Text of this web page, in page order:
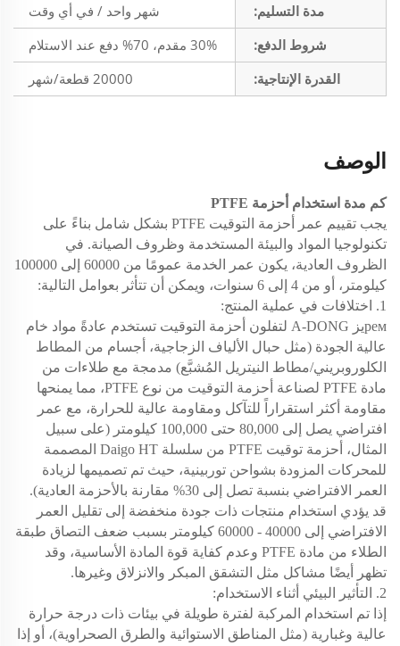
مدة التسليم:
شهر واحد / في أي وقت
شروط الدفع:
30% مقدم، 70% دفع عند الاستلام
القدرة الإنتاجية:
20000 قطعة/شهر
الوصف
كم مدة استخدام أحزمة PTFE
يجب تقييم عمر أحزمة التوقيت PTFE بشكل شامل بناءً على
تكنولوجيا المواد والبيئة المستخدمة وظروف الصيانة. في
الظروف العادية، يكون عمر الخدمة عمومًا من 60000 إلى 100000
كيلومتر، أو من 4 إلى 6 سنوات، ويمكن أن تتأثر بعوامل التالية:
1. اختلافات في عملية المنتج:
ремيز A-DONG لتفلون أحزمة التوقيت
تستخدم عادةً مواد خام
عالية الجودة (مثل حبال الألياف الزجاجية، أجسام من المطاط
الكلوروبريني/مطاط النيتريل المُشبَّع) مدمجة مع طلاءات من
مادة PTFE لصناعة أحزمة التوقيت من نوع PTFE، مما يمنحها
مقاومة أكثر استقراراً للتآكل ومقاومة عالية للحرارة، مع عمر
افتراضي يصل إلى 80,000 حتى 100,000 كيلومتر (على سبيل
المثال، أحزمة توقيت PTFE من سلسلة Daigo HT المصممة
للمحركات المزودة بشواحن توربينية، حيث تم تصميمها لزيادة
العمر الافتراضي بنسبة تصل إلى 30% مقارنة بالأحزمة العادية).
قد يؤدي استخدام منتجات ذات جودة منخفضة إلى تقليل العمر
الافتراضي إلى 40000 - 60000 كيلومتر بسبب ضعف التصاق طبقة
الطلاء من مادة PTFE وعدم كفاية قوة المادة الأساسية، وقد
تظهر أيضًا مشاكل مثل التشقق المبكر والانزلاق وغيرها.
2. التأثير البيئي أثناء الاستخدام:
إذا تم استخدام المركبة لفترة طويلة في بيئات ذات درجة حرارة
عالية وغبارية (مثل المناطق الاستوائية والطرق الصحراوية)، أو إذا